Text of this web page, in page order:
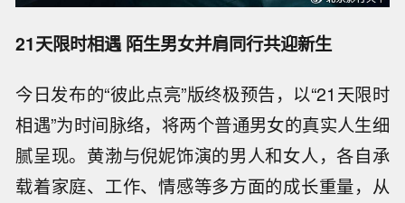
21天限时相遇 陌生男女并肩同行共迎新生
今日发布的“彼此点亮”版终极预告，以“21天限时
相遇”为时间脉络，将两个普通男女的真实人生细
腻呈现。 黄渤与倪妮饰演的男人和女人，各自承
载着家庭、工作、情感等多方面的成长重量，从